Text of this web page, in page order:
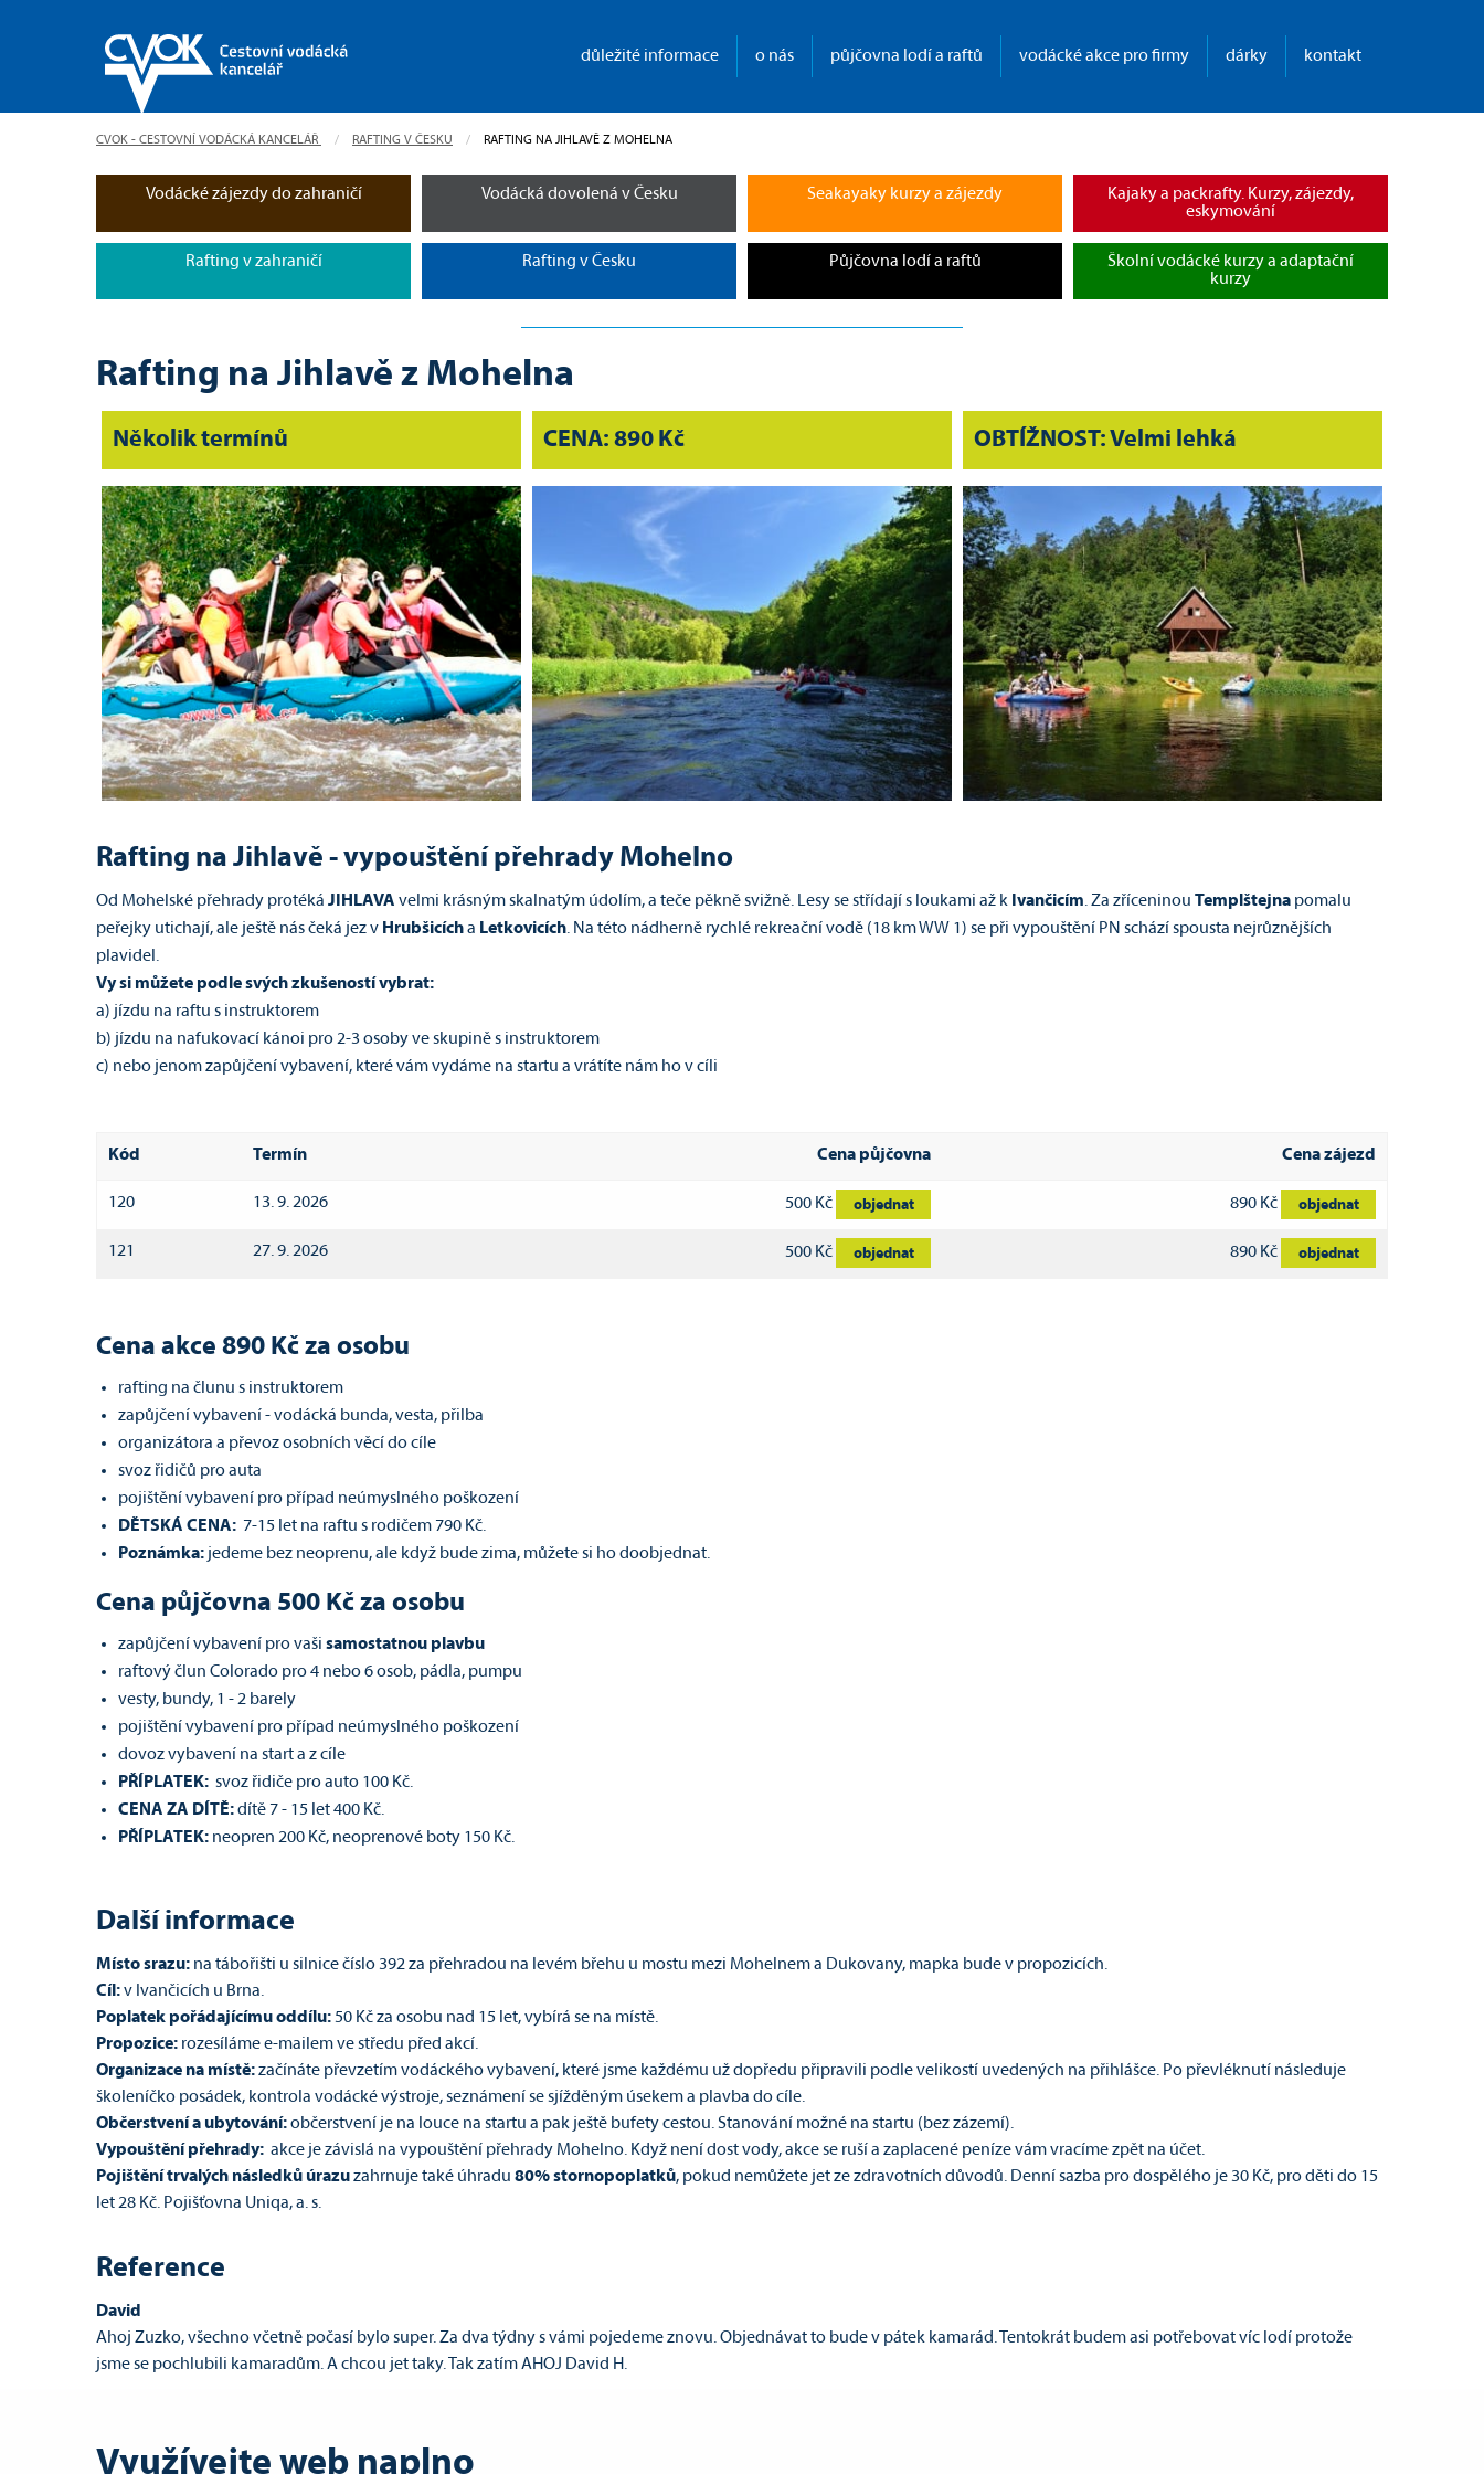
důležité informace o nás půjčovna lodí a raftů vodácké akce pro firmy dárky kontakt
CVOK - CESTOVNÍ VODÁCKÁ KANCELÁŘ RAFTING V ČESKU CURRENT:
RAFTING NA JIHLAVĚ Z MOHELNA
Vodácké zájezdy do zahraničí Vodácká dovolená v Česku Seakayaky kurzy a zájezdy
Kajaky a packrafty. Kurzy, zájezdy,
eskymování
Rafting v zahraničí Rafting v Česku Půjčovna lodí a raftů
Školní vodácké kurzy a adaptační
kurzy
Rafting na Jihlavě z Mohelna
Několik termínů CENA: 890 Kč OBTÍŽNOST: Velmi lehká
Rafting na Jihlavě - vypouštění přehrady Mohelno
Od Mohelské přehrady protéká JIHLAVA velmi krásným skalnatým údolím, a teče pěkně svižně. Lesy se střídají s loukami až k Ivančicím. Za zříceninou Templštejna pomalu
peřejky utichají, ale ještě nás čeká jez v Hrubšicícha Letkovicích. Na této nádherně rychlé rekreační vodě (18 km WW 1) se při vypouštění PN schází spousta nejrůznějších
plavidel.
Vy si můžete podle svých zkušeností vybrat:
a) jízdu na raftu s instruktorem
b) jízdu na nafukovací kánoi pro 2-3 osoby ve skupině s instruktorem
c) nebo jenom zapůjčení vybavení, které vám vydáme na startu a vrátíte nám ho v cíli
Kód Termín Cena půjčovna Cena zájezd
120 13. 9. 2026 500 Kč objednat 890 Kč objednat
121 27. 9. 2026 500 Kč objednat 890 Kč objednat
Cena akce 890 Kč za osobu
rafting na člunu s instruktorem
zapůjčení vybavení - vodácká bunda, vesta, přilba
organizátora a převoz osobních věcí do cíle
svoz řidičů pro auta
pojištění vybavení pro případ neúmyslného poškození
DĚTSKÁ CENA: 7-15 let na raftu s rodičem 790 Kč.
Poznámka: jedeme bez neoprenu, ale když bude zima, můžete si ho doobjednat.
Cena půjčovna 500 Kč za osobu
zapůjčení vybavení pro vaši samostatnou plavbu
raftový člun Colorado pro 4 nebo 6 osob, pádla, pumpu
vesty, bundy, 1 - 2 barely
pojištění vybavení pro případ neúmyslného poškození
dovoz vybavení na start a z cíle
PŘÍPLATEK: svoz řidiče pro auto 100 Kč.
CENA ZA DÍTĚ:dítě 7 - 15 let 400 Kč.
PŘÍPLATEK: neopren 200 Kč, neoprenové boty 150 Kč.
Další informace
Místo srazu: na tábořišti u silnice číslo 392 za přehradou na levém břehu u mostu mezi Mohelnem a Dukovany, mapka bude v propozicích.
Cíl:v Ivančicích u Brna.
Poplatek pořádajícímu oddílu:50 Kč za osobu nad 15 let, vybírá se na místě.
Propozice: rozesíláme e-mailem ve středu před akcí.
Organizace na místě:začínáte převzetím vodáckého vybavení, které jsme každému už dopředu připravili podle velikostí uvedených na přihlášce. Po převléknutí následuje
školeníčko posádek, kontrola vodácké výstroje, seznámení se sjížděným úsekem a plavba do cíle.
Občerstvení a ubytování:občerstvení je na louce na startu a pak ještě bufety cestou. Stanování možné na startu (bez zázemí).
Vypouštění přehrady: akce je závislá na vypouštění přehrady Mohelno. Když není dost vody, akce se ruší a zaplacené peníze vám vracíme zpět na účet.
Pojištění trvalých následků úrazuzahrnuje také úhradu 80% stornopoplatků, pokud nemůžete jet ze zdravotních důvodů. Denní sazba pro dospělého je 30 Kč, pro děti do 15
let 28 Kč. Pojišťovna Uniqa, a. s.
Reference
David
Ahoj Zuzko, všechno včetně počasí bylo super. Za dva týdny s vámi pojedeme znovu. Objednávat to bude v pátek kamarád. Tentokrát budem asi potřebovat víc lodí protože
jsme se pochlubili kamaradům. A chcou jet taky. Tak zatím AHOJ David H.
Ahooj, za nás naprostá spokojenost, 7.6 jedeme s vámi zas. :)
Využívejte web naplno